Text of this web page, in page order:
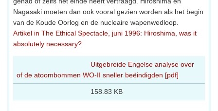
Nagasaki moeten dan ook vooral gezien worden als het begin
van de Koude Oorlog en de nucleaire wapenwedloop.
Artikel in The Ethical Spectacle, juni 1996: Hiroshima, was it
absolutely necessary?
Uitgebreide Engelse analyse over
of de atoombommen WO-II sneller beëindigden [pdf]
158.83 KB